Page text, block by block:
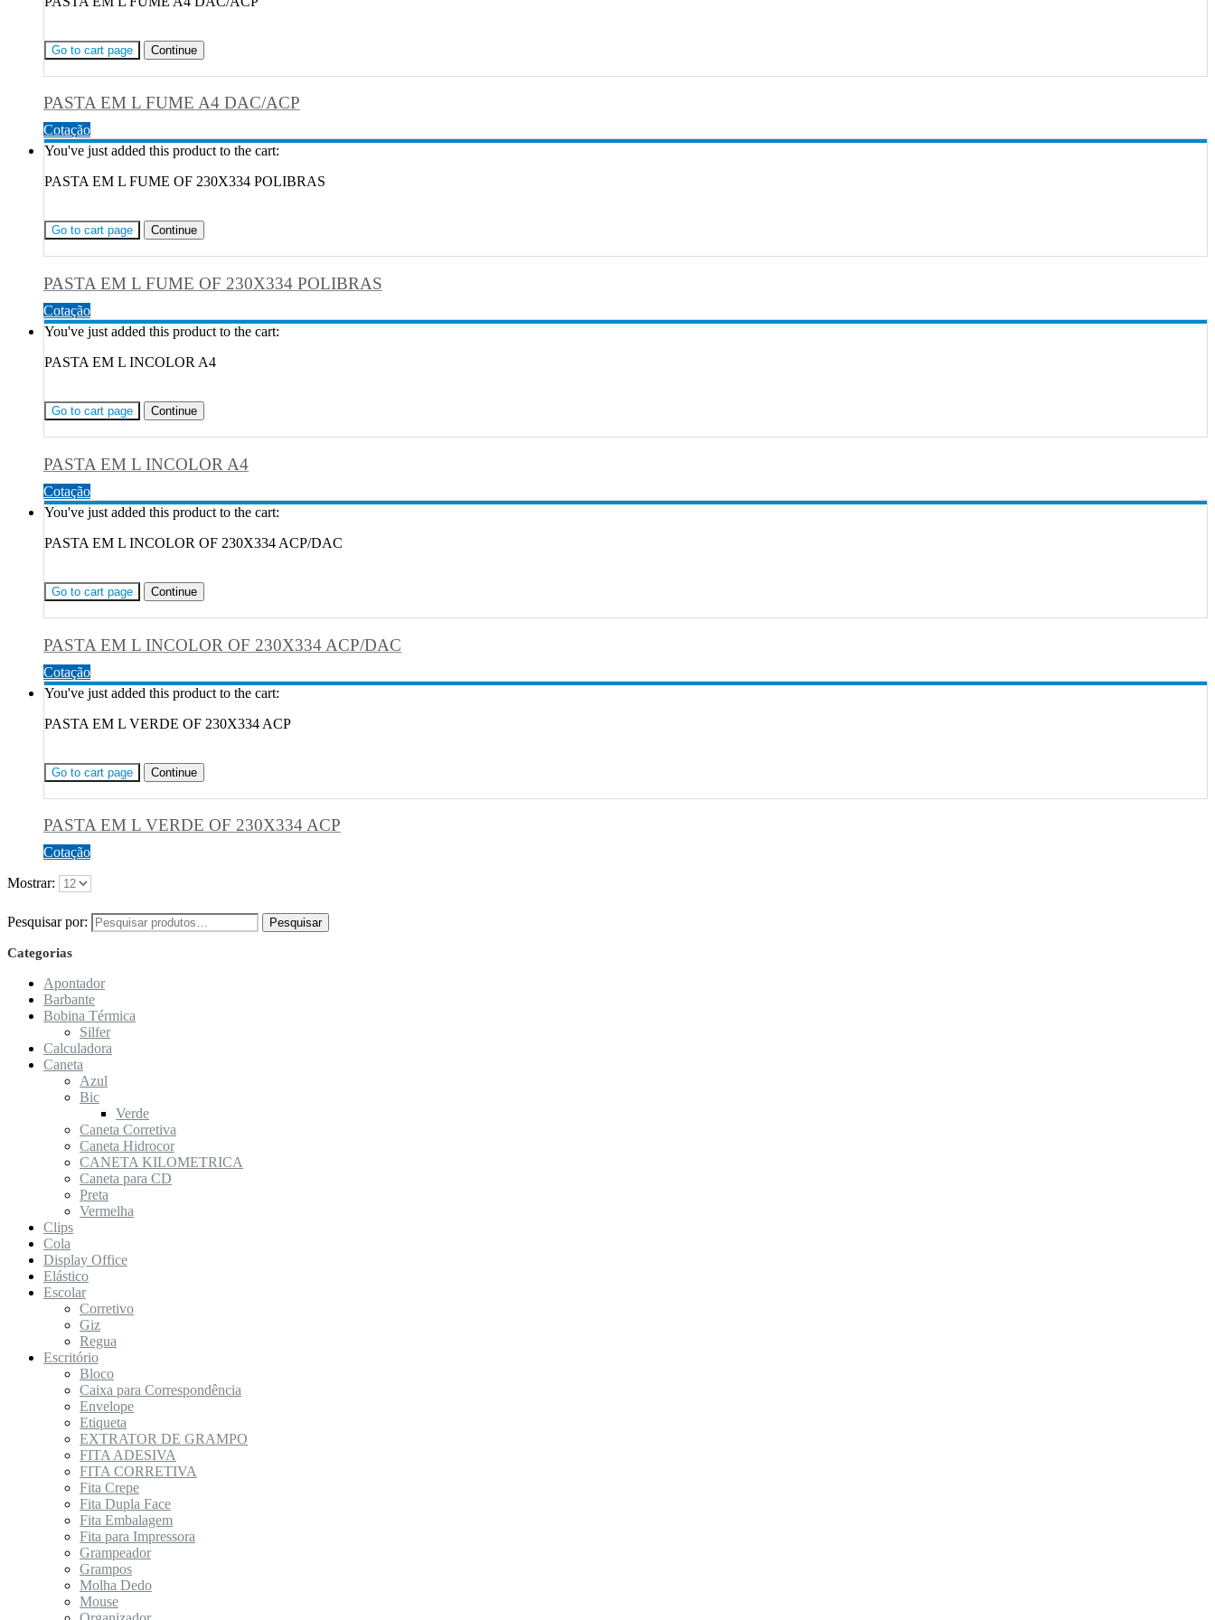
Go to cart page Continue
PASTA EM L FUME A4 DAC/ACP
Cotação
You've just added this product to the cart:
PASTA EM L FUME OF 230X334 POLIBRAS
Go to cart page Continue
PASTA EM L FUME OF 230X334 POLIBRAS
Cotação
You've just added this product to the cart:
PASTA EM L INCOLOR A4
Go to cart page Continue
PASTA EM L INCOLOR A4
Cotação
You've just added this product to the cart:
PASTA EM L INCOLOR OF 230X334 ACP/DAC
Go to cart page Continue
PASTA EM L INCOLOR OF 230X334 ACP/DAC
Cotação
You've just added this product to the cart:
PASTA EM L VERDE OF 230X334 ACP
Go to cart page Continue
PASTA EM L VERDE OF 230X334 ACP
Cotação
Mostrar:
Pesquisar por: Pesquisar
Categorias
Apontador
Barbante
Bobina Térmica
Silfer
Calculadora
Caneta
Azul
Bic
Verde
Caneta Corretiva
Caneta Hidrocor
CANETA KILOMETRICA
Caneta para CD
Preta
Vermelha
Clips
Cola
Display Office
Elástico
Escolar
Corretivo
Giz
Regua
Escritório
Bloco
Caixa para Correspondência
Envelope
Etiqueta
EXTRATOR DE GRAMPO
FITA ADESIVA
FITA CORRETIVA
Fita Crepe
Fita Dupla Face
Fita Embalagem
Fita para Impressora
Grampeador
Grampos
Molha Dedo
Mouse